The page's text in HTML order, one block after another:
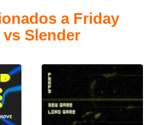
a Friday
Slender